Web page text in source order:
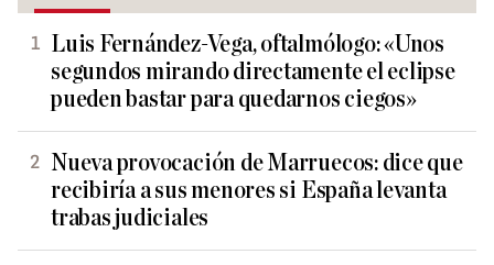
Luis Fernández-Vega, oftalmólogo: «Unos
segundos mirando directamente el eclipse
pueden bastar para quedarnos ciegos»
Nueva provocación de Marruecos: dice que
recibiría a sus menores si España levanta
trabas judiciales